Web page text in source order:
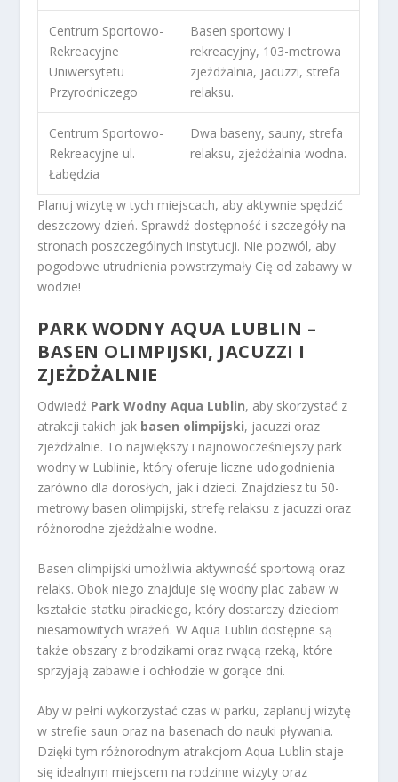
Centrum Sportowo-
Rekreacyjne
Uniwersytetu
Przyrodniczego
Basen sportowy i
rekreacyjny, 103-metrowa
zjeżdżalnia, jacuzzi, strefa
relaksu.
Centrum Sportowo-
Rekreacyjne ul.
Łabędzia
Dwa baseny, sauny, strefa
relaksu, zjeżdżalnia wodna.
Planuj wizytę w tych miejscach, aby aktywnie spędzić
deszczowy dzień. Sprawdź dostępność i szczegóły na
stronach poszczególnych instytucji. Nie pozwól, aby
pogodowe utrudnienia powstrzymały Cię od zabawy w
wodzie!
PARK WODNY AQUA LUBLIN –
BASEN OLIMPIJSKI, JACUZZI I
ZJEŻDŻALNIE
Odwiedź Park Wodny Aqua Lublin, aby skorzystać z
atrakcji takich jak basen olimpijski, jacuzzi oraz
zjeżdżalnie. To największy i najnowocześniejszy park
wodny w Lublinie, który oferuje liczne udogodnienia
zarówno dla dorosłych, jak i dzieci. Znajdziesz tu 50-
metrowy basen olimpijski, strefę relaksu z jacuzzi oraz
różnorodne zjeżdżalnie wodne.
Basen olimpijski umożliwia aktywność sportową oraz
relaks. Obok niego znajduje się wodny plac zabaw w
kształcie statku pirackiego, który dostarczy dzieciom
niesamowitych wrażeń. W Aqua Lublin dostępne są
także obszary z brodzikami oraz rwącą rzeką, które
sprzyjają zabawie i ochłodzie w gorące dni.
Aby w pełni wykorzystać czas w parku, zaplanuj wizytę
w strefie saun oraz na basenach do nauki pływania.
Dzięki tym różnorodnym atrakcjom Aqua Lublin staje
się idealnym miejscem na rodzinne wizyty oraz